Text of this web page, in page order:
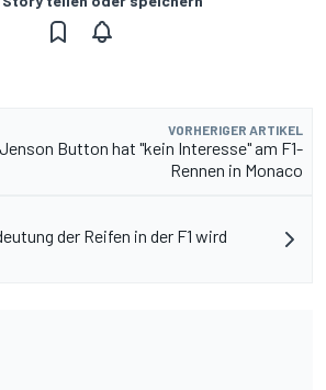
VORHERIGER ARTIKEL
Button hat "kein Interesse" am F1-
Rennen in Monaco
der Reifen in der F1 wird